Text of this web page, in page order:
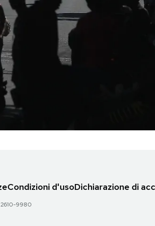
Condizioni d'usoDichiarazione di
9980